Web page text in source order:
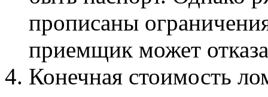
прописаны
приемщик может
Конечная стоимость